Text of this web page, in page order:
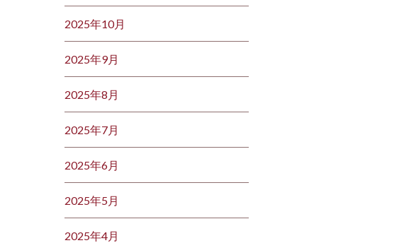
2025年10月
2025年9月
2025年8月
2025年7月
2025年6月
2025年5月
2025年4月